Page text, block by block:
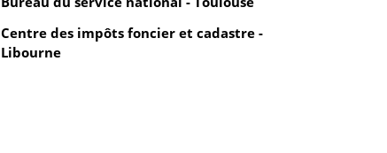
Centre des impôts foncier et cadastre -
Libourne